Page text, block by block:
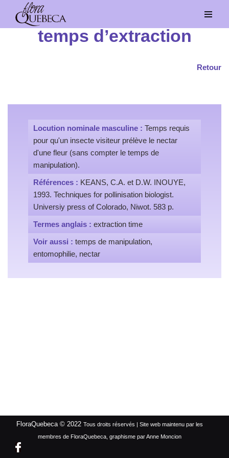
Aller
temps d’extraction
Retour
Locution nominale masculine : Temps requis
pour qu'un insecte visiteur prélève le nectar
d'une fleur (sans compter le temps de
manipulation).
Références : KEANS, C.A. et D.W. INOUYE,
1993. Techniques for pollinisation biologist.
Universiy press of Colorado, Niwot. 583 p.
Termes anglais : extraction time
Voir aussi : temps de manipulation,
entomophilie, nectar
FloraQuebeca © 2022 Tous droits réservés | Site web maintenu par les
membres de FloraQuebeca, graphisme par Anne Moncion